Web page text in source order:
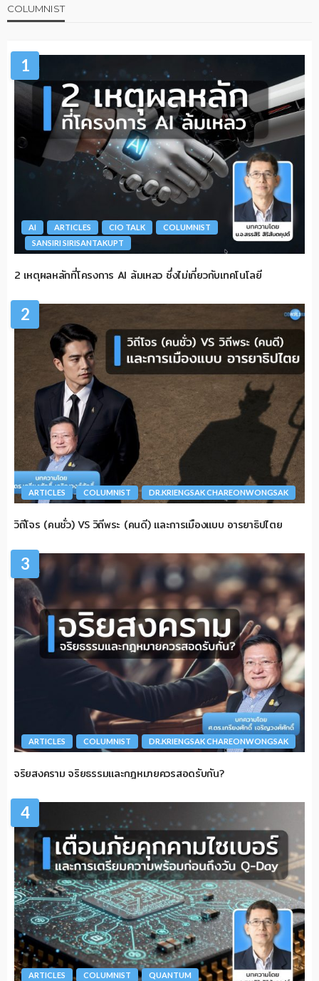
COLUMNIST
1
AI ARTICLES CIO TALK
COLUMNIST
SANSIRI SIRISANTAKUPT
2 เหตุผลหลักที่โครงการ AI ล้มเหลว ซึ่งไม่เกี่ยวกับเทคโนโลยี
2
ARTICLES COLUMNIST DR.KRIENGSAK CHAREONWONGSAK
วิถีโจร (คนชั่ว) VS วิถีพระ (คนดี) และการเมืองแบบ อารยาธิปไตย
3
ARTICLES COLUMNIST DR.KRIENGSAK CHAREONWONGSAK
จริยสงคราม จริยธรรมและกฎหมายควรสอดรับกัน?
4
ARTICLES COLUMNIST
QUANTUM